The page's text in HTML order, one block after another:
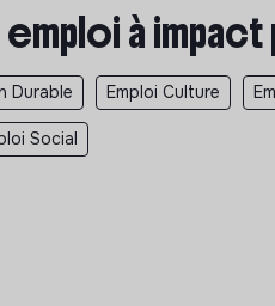
emploi à
Durable Emploi Culture
Social